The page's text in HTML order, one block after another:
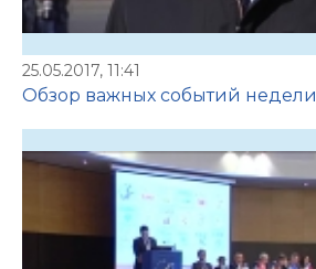
25.05.2017, 11:41
Обзор важных событий недели